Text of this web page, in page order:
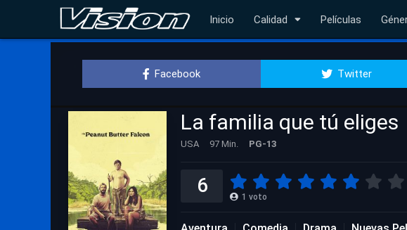
Inicio Calidad Películas
Facebook Twitter
La familia que tú eliges
USA 97 Min. PG-13
6 1 voto